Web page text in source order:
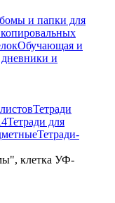
и папки для
Обучающая и
и
Тетради
Тетради для
Тетради-
клетка УФ-